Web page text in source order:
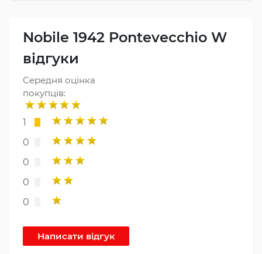
Nobile 1942 Pontevecchio W
відгуки
Середня оцінка
покупців:
1
0
0
0
0